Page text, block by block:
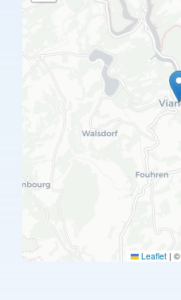
Leaflet | ©